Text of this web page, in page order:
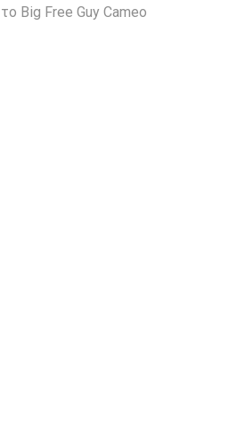
το Big Free Guy Cameo